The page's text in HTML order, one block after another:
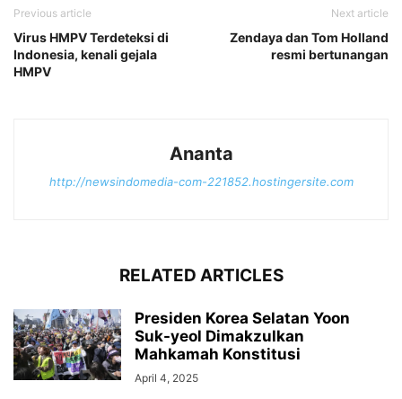
Previous article
Virus HMPV Terdeteksi di
Indonesia, kenali gejala
HMPV
Next article
Zendaya dan Tom Holland
resmi bertunangan
Ananta
http://newsindomedia-com-221852.hostingersite.com
RELATED ARTICLES
Presiden Korea Selatan Yoon
Suk-yeol Dimakzulkan
Mahkamah Konstitusi
April 4, 2025